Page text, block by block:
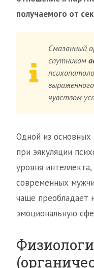
получаемого от
Смазанный
спутником
чувством
Одной из
при эякуляции
уровня
современных
чаще преобладает
эмоциональную